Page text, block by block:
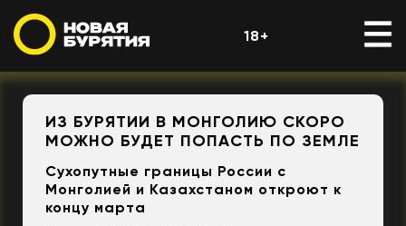
18+
ИЗ БУРЯТИИ В МОНГОЛИЮ СКОРО
МОЖНО БУДЕТ ПОПАСТЬ ПО ЗЕМЛЕ
Сухопутные границы России с
Монголией и Казахстаном откроют к
концу марта